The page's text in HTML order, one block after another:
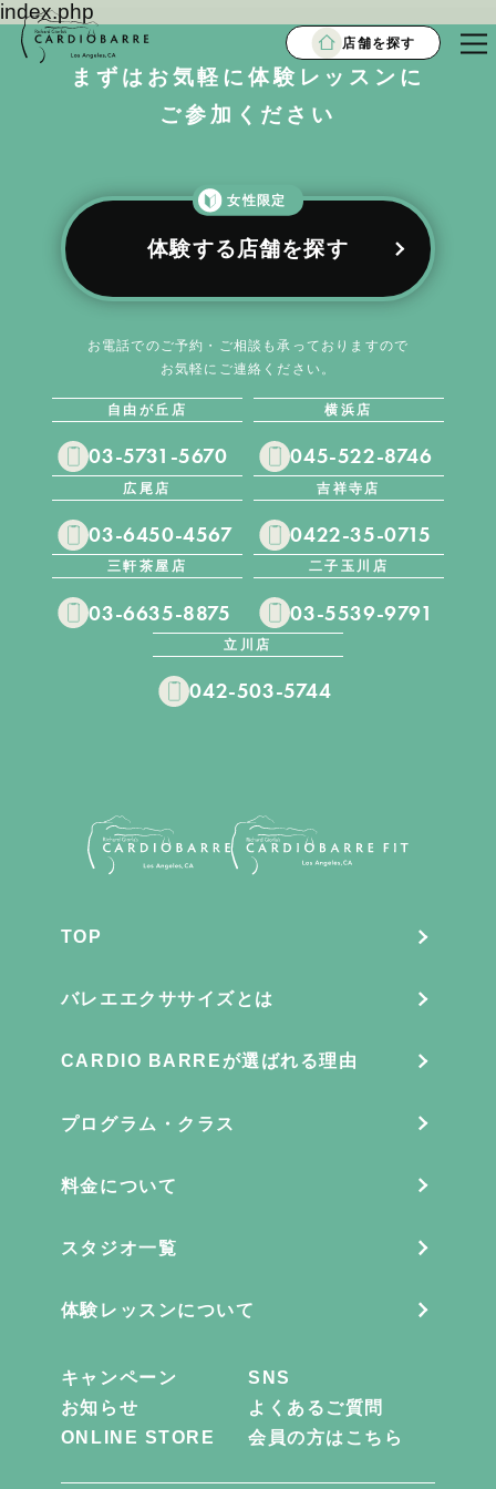
店舗を探す
index.php
まずはお気軽に体験レッスンに
ご参加ください
女性限定
体験する店舗を探す
お電話でのご予約・ご相談も承っておりますので
お気軽にご連絡ください。
自由が丘店
03-5731-5670
横浜店
045-522-8746
広尾店
03-6450-4567
吉祥寺店
0422-35-0715
三軒茶屋店
03-6635-8875
二子玉川店
03-5539-9791
立川店
042-503-5744
TOP
バレエエクササイズとは
CARDIO BARREが選ばれる理由
プログラム・クラス
料金について
スタジオ一覧
体験レッスンについて
キャンペーン
SNS
お知らせ
よくあるご質問
ONLINE STORE
会員の方はこちら